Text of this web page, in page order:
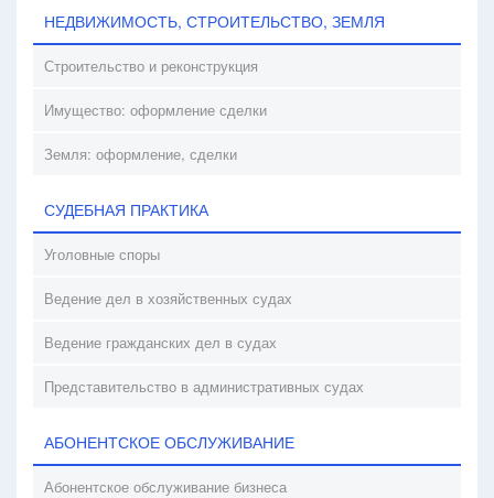
НЕДВИЖИМОСТЬ, СТРОИТЕЛЬСТВО, ЗЕМЛЯ
Строительство и реконструкция
Имущество: оформление сделки
Земля: оформление, сделки
СУДЕБНАЯ ПРАКТИКА
Уголовные споры
Ведение дел в хозяйственных судах
Ведение гражданских дел в судах
Представительство в административных судах
АБОНЕНТСКОЕ ОБСЛУЖИВАНИЕ
Абонентское обслуживание бизнеса